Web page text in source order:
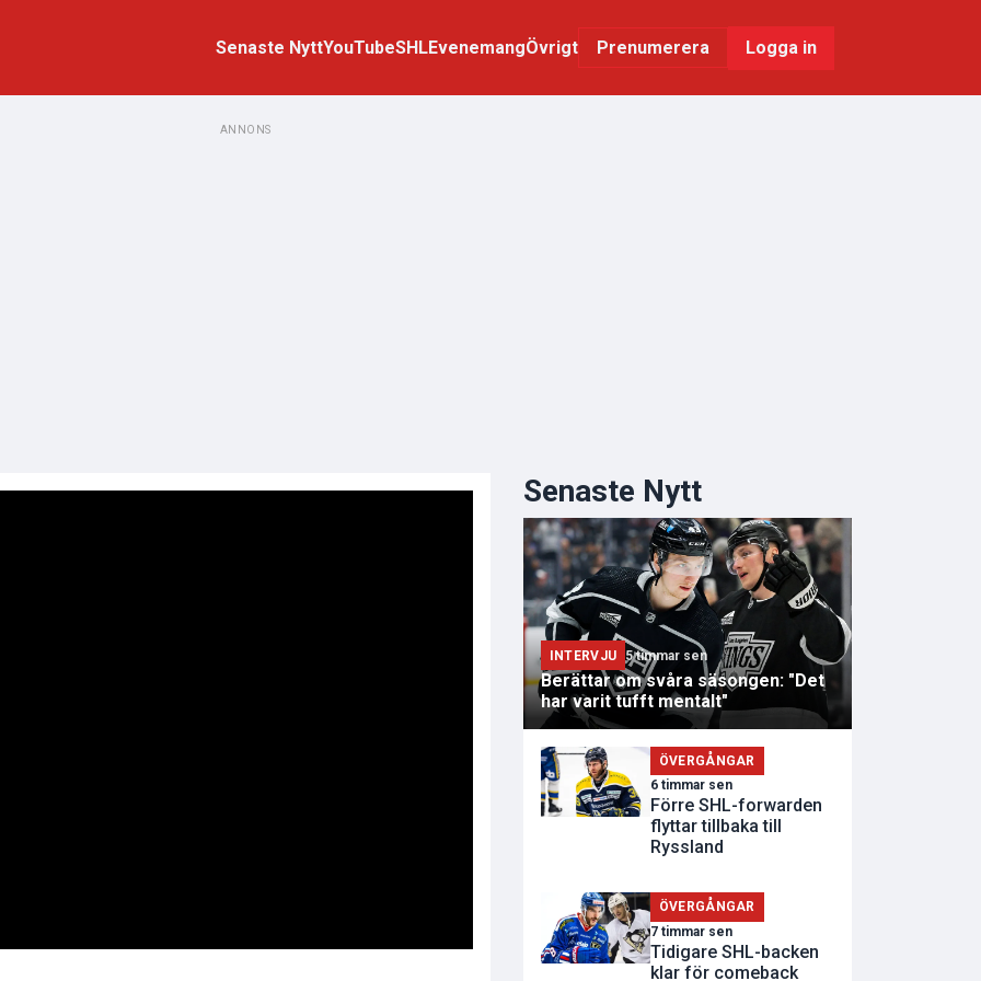
Senaste NyttYouTubeSHLEvenemangÖvrigt Prenumerera Logga in
ANNONS
Senaste Nytt
INTERVJU 5 timmar sen
Berättar om svåra säsongen: "Det
har varit tufft mentalt"
ÖVERGÅNGAR
6 timmar sen
Förre SHL-forwarden
flyttar tillbaka till
Ryssland
ÖVERGÅNGAR
7 timmar sen
Tidigare SHL-backen
klar för comeback